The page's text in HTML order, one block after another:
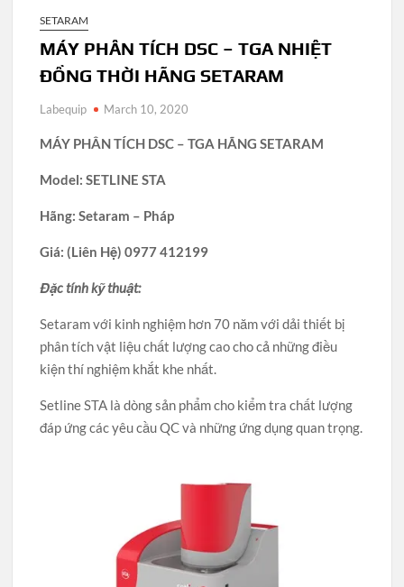
SETARAM
MÁY PHÂN TÍCH DSC – TGA NHIỆT
ĐỒNG THỜI HÃNG SETARAM
Labequip March 10, 2020
MÁY PHÂN TÍCH DSC – TGA HÃNG SETARAM
Model: SETLINE STA
Hãng: Setaram – Pháp
Giá: (Liên Hệ) 0977 412199
Đặc tính kỹ thuật:
Setaram với kinh nghiệm hơn 70 năm với dải thiết bị
phân tích vật liệu chất lượng cao cho cả những điều
kiện thí nghiệm khắt khe nhất.
Setline STA là dòng sản phẩm cho kiểm tra chất lượng
đáp ứng các yêu cầu QC và những ứng dụng quan trọng.